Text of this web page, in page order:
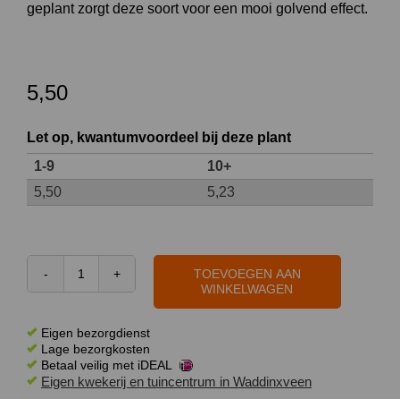
geplant zorgt deze soort voor een mooi golvend effect.
5,50
Let op, kwantumvoordeel bij deze plant
1-9
10+
5,50
5,23
Pennisetum
alopercoides
Viridescens
(Lampenpoetsersgras)
in
2
TOEVOEGEN AAN
WINKELWAGEN
Eigen bezorgdienst
Lage bezorgkosten
Betaal veilig met iDEAL
Eigen kwekerij en tuincentrum in Waddinxveen